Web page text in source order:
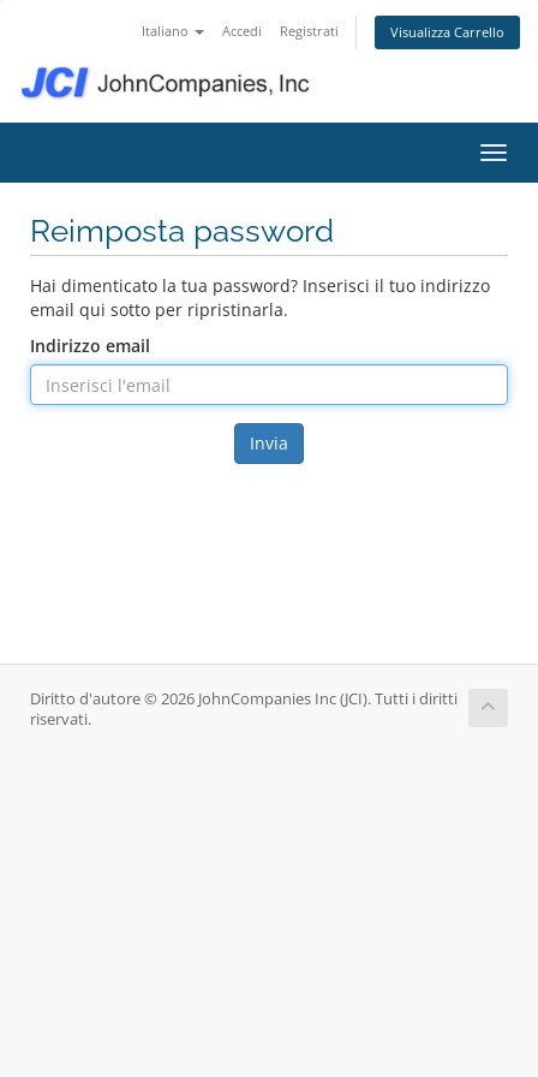
Italiano Accedi Registrati Visualizza Carrello
Reimposta password
Hai dimenticato la tua password? Inserisci il tuo indirizzo
email qui sotto per ripristinarla.
Indirizzo email
Invia
Diritto d'autore © 2026 JohnCompanies Inc (JCI). Tutti i diritti
riservati.